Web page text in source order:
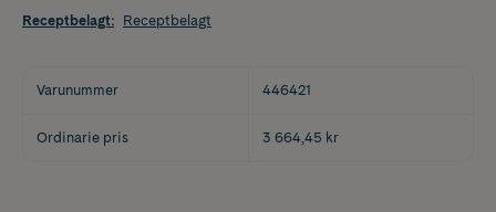
Receptbelagt: Receptbelagt
Varunummer 446421
Ordinarie pris 3 664,45 kr